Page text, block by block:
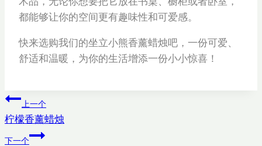
都能够让你的空间更有趣味性和可爱感。
快来选购我们的坐立小熊香薰蜡烛吧，一份可爱、
舒适和温暖，为你的生活增添一份小小惊喜！
文
章
上一个
柠檬香薰蜡烛
下一个